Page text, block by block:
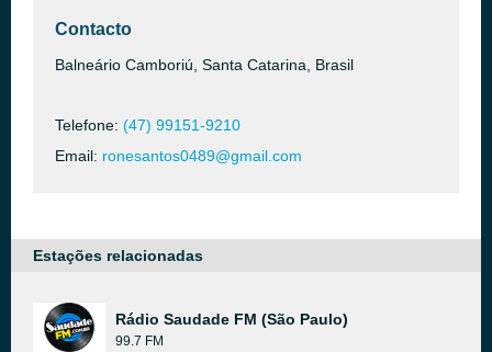
Contacto
Balneário Camboriú, Santa Catarina, Brasil
Telefone: (47) 99151-9210
Email: ronesantos0489@gmail.com
Estações relacionadas
Rádio Saudade FM (São Paulo)
99.7 FM